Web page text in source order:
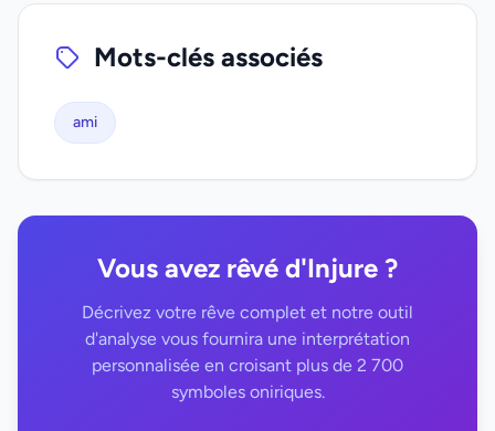
Mots-clés associés
ami
Vous avez rêvé d'Injure ?
Décrivez votre rêve complet et notre outil
d'analyse vous fournira une interprétation
personnalisée en croisant plus de 2 700
symboles oniriques.